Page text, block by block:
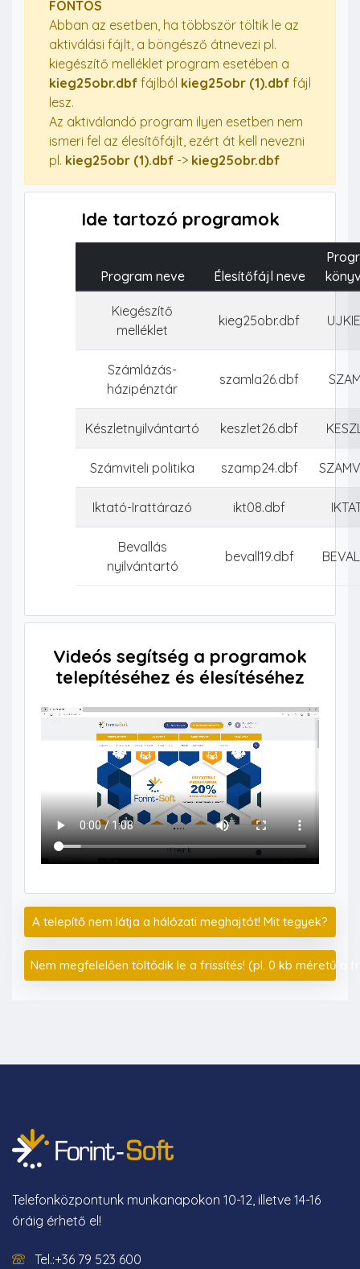
FONTOS
Abban az esetben, ha többször töltik le az
aktiválási fájlt, a böngésző átnevezi pl.
kiegészítő melléklet program esetében a
kieg25obr.dbf fájlból kieg25obr (1).dbf fájl
lesz.
Az aktiválandó program ilyen esetben nem
ismeri fel az élesítőfájlt, ezért át kell nevezni
pl. kieg25obr (1).dbf -> kieg25obr.dbf
Ide tartozó programok
Program neve Élesítőfájl neve
Kiegészítő
melléklet
kieg25obr.dbf
Számlázás-
házipénztár
szamla26.dbf
Készletnyilvántartó keszlet26.dbf
Számviteli politika szamp24.dbf
Iktató-Irattárazó ikt08.dbf
Bevallás
nyilvántartó
bevall19.dbf
Videós segítség a programok
telepítéséhez és élesítéséhez
A telepítő nem látja a hálózati meghajtót! Mit tegyek?
Nem megfelelően töltődik le a frissítés! (pl. 0 kb méretű a
Telefonközpontunk munkanapokon 10-12, illetve 14-16
óráig érhető el!
Tel.:+36 79 523 600